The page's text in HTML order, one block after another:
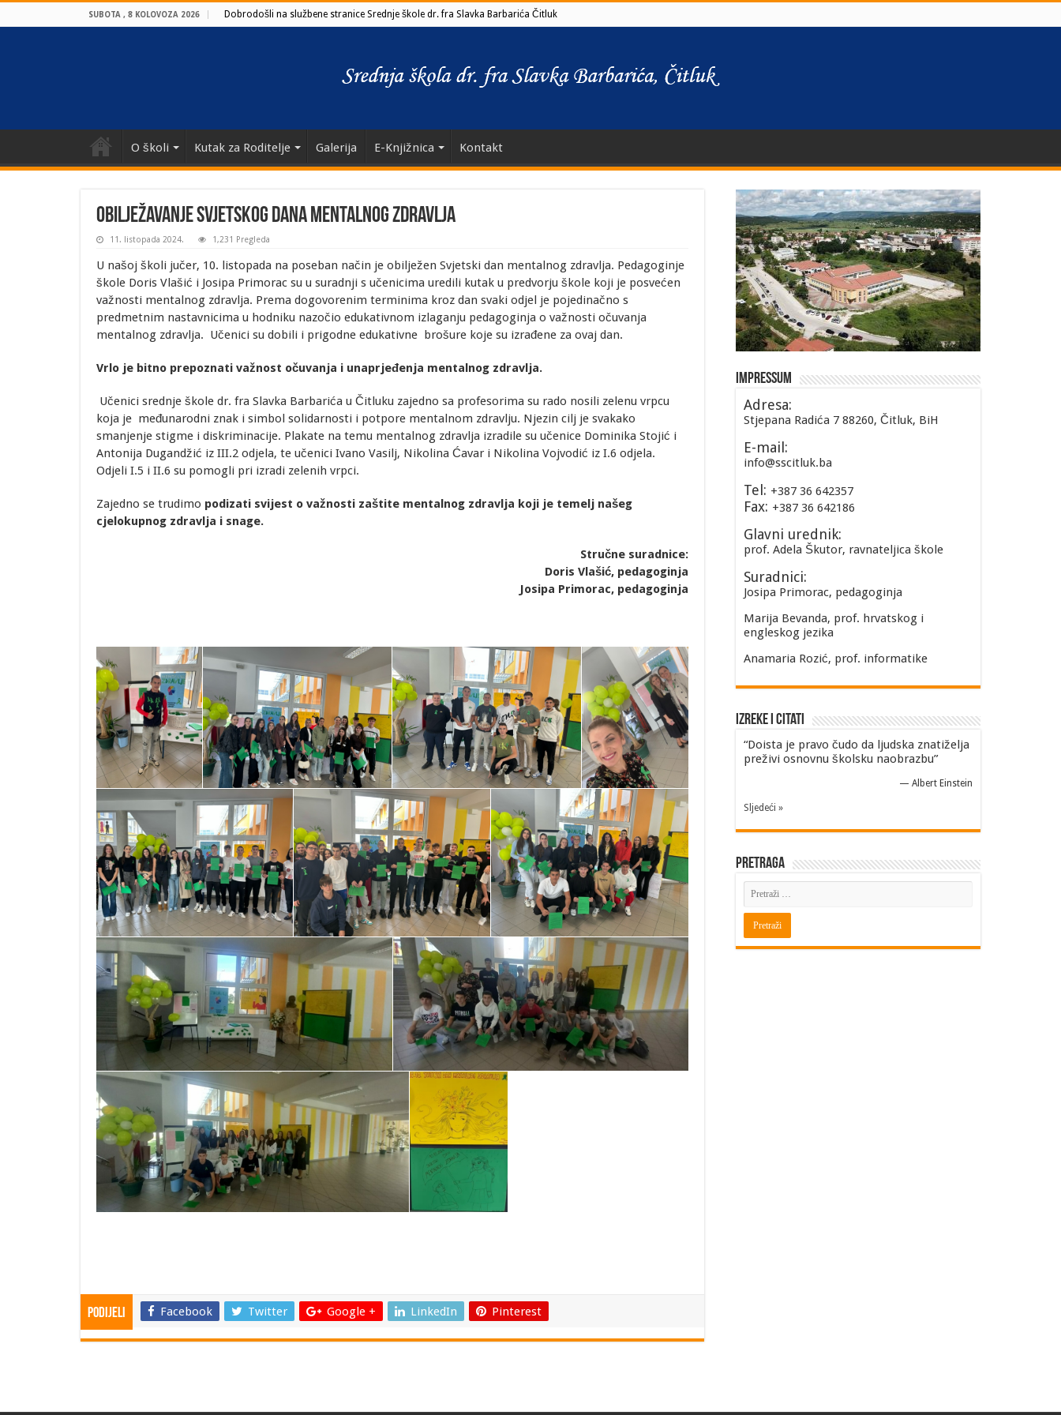
SUBOTA , 8 KOLOVOZA 2026 Dobrodošli na službene stranice Srednje škole dr. fra Slavka Barbarića Čitluk
O školi Kutak za Roditelje Galerija E-Knjižnica Kontakt
Obilježavanje svjetskog dana mentalnog zdravlja
11. listopada 2024. 1,231 Pregleda
U našoj školi jučer, 10. listopada na poseban način je obilježen Svjetski dan mentalnog zdravlja. Pedagoginje
škole Doris Vlašić i Josipa Primorac su u suradnji s učenicima uredili kutak u predvorju škole koji je posvećen
važnosti mentalnog zdravlja. Prema dogovorenim terminima kroz dan svaki odjel je pojedinačno s
predmetnim nastavnicima u hodniku nazočio edukativnom izlaganju pedagoginja o važnosti očuvanja
mentalnog zdravlja. Učenici su dobili i prigodne edukativne brošure koje su izrađene za ovaj dan.
Vrlo je bitno prepoznati važnost očuvanja i unaprjeđenja mentalnog zdravlja.
Učenici srednje škole dr. fra Slavka Barbarića u Čitluku zajedno sa profesorima su rado nosili zelenu vrpcu
koja je međunarodni znak i simbol solidarnosti i potpore mentalnom zdravlju. Njezin cilj je svakako
smanjenje stigme i diskriminacije. Plakate na temu mentalnog zdravlja izradile su učenice Dominika Stojić i
Antonija Dugandžić iz III.2 odjela, te učenici Ivano Vasilj, Nikolina Ćavar i Nikolina Vojvodić iz I.6 odjela.
Odjeli I.5 i II.6 su pomogli pri izradi zelenih vrpci.
Zajedno se trudimo podizati svijest o važnosti zaštite mentalnog zdravlja koji je temelj našeg
cjelokupnog zdravlja i snage.
Stručne suradnice:
Doris Vlašić, pedagoginja
Josipa Primorac, pedagoginja
Podijeli Facebook Twitter Google + LinkedIn Pinterest
Impressum
Adresa:
Stjepana Radića 7 88260, Čitluk, BiH
E-mail:
info@sscitluk.ba
Tel: +387 36 642357
Fax: +387 36 642186
Glavni urednik:
prof. Adela Škutor, ravnateljica škole
Suradnici:
Josipa Primorac, pedagoginja
Marija Bevanda, prof. hrvatskog i
engleskog jezika
Anamaria Rozić, prof. informatike
Izreke i Citati
“Doista je pravo čudo da ljudska znatiželja
preživi osnovnu školsku naobrazbu”
— Albert Einstein
Sljedeći »
Pretraga